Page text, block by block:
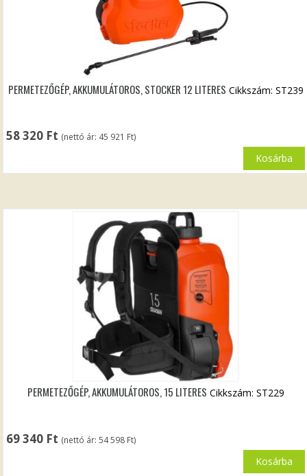
PERMETEZŐGÉP, AKKUMULÁTOROS, STOCKER 12 LITERES
58 320 Ft (nettó ár: 45 921 Ft)
Cikkszám: ST239
Kosárba
PERMETEZŐGÉP, AKKUMULÁTOROS, 15 LITERES
69 340 Ft (nettó ár:54 598 Ft)
Cikkszám: ST229
Kosárba